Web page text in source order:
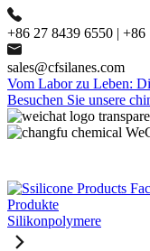
+86 27 8439 6550 | +86
sales@cfsilanes.com
Vom Labor zu Leben:
Besuchen Sie unsere
Produkte
Silikonpolymere